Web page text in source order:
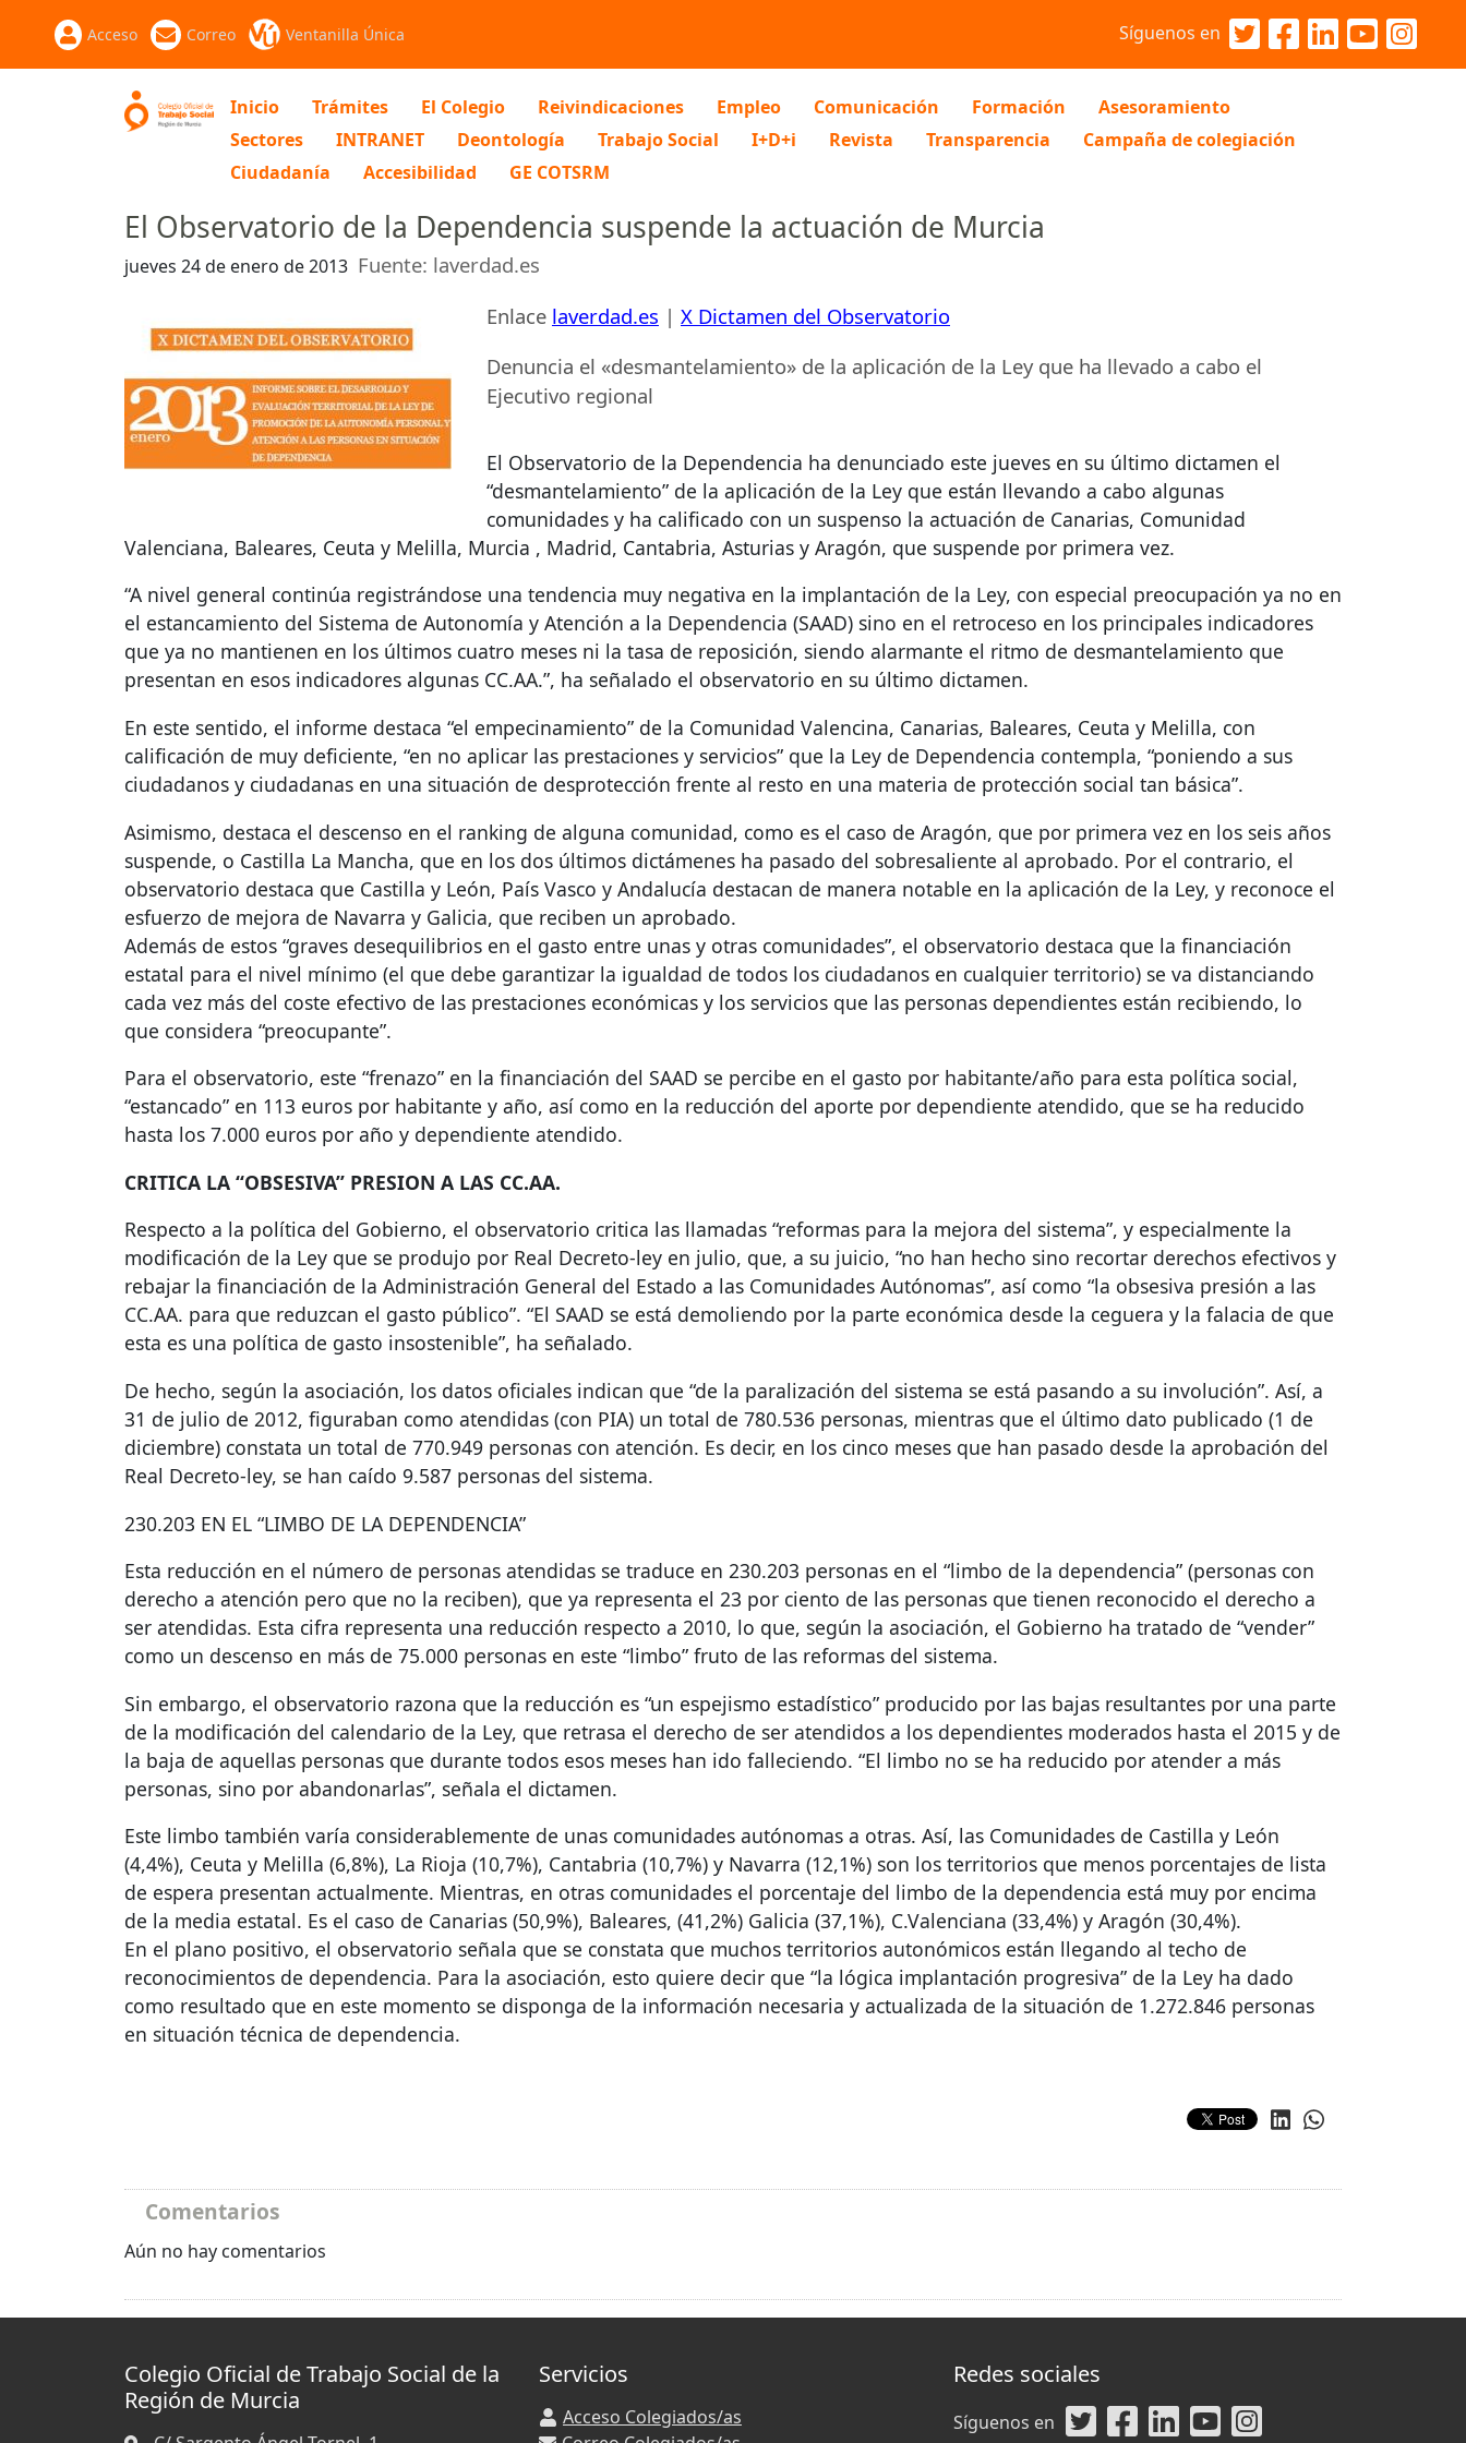
Acceso Correo Ventanilla Única Síguenos en
Inicio Trámites El Colegio Reivindicaciones Empleo Comunicación Formación
Asesoramiento
Sectores
INTRANET Deontología Trabajo Social I+D+i Revista Transparencia
Campaña de colegiación
Ciudadanía
Accesibilidad GE COTSRM
El Observatorio de la Dependencia suspende la actuación de Murcia
jueves 24 de enero de 2013 Fuente: laverdad.es
Enlace laverdad.es | X Dictamen del Observatorio
Denuncia el «desmantelamiento» de la aplicación de la Ley que ha llevado a cabo el
Ejecutivo regional
El Observatorio de la Dependencia ha denunciado este jueves en su último dictamen el
“desmantelamiento” de la aplicación de la Ley que están llevando a cabo algunas
comunidades y ha calificado con un suspenso la actuación de Canarias, Comunidad
Valenciana, Baleares, Ceuta y Melilla, Murcia , Madrid, Cantabria, Asturias y Aragón, que suspende por primera vez.
“A nivel general continúa registrándose una tendencia muy negativa en la implantación de la Ley, con especial preocupación ya no en
el estancamiento del Sistema de Autonomía y Atención a la Dependencia (SAAD) sino en el retroceso en los principales indicadores
que ya no mantienen en los últimos cuatro meses ni la tasa de reposición, siendo alarmante el ritmo de desmantelamiento que
presentan en esos indicadores algunas CC.AA.”, ha señalado el observatorio en su último dictamen.
En este sentido, el informe destaca “el empecinamiento” de la Comunidad Valencina, Canarias, Baleares, Ceuta y Melilla, con
calificación de muy deficiente, “en no aplicar las prestaciones y servicios” que la Ley de Dependencia contempla, “poniendo a sus
ciudadanos y ciudadanas en una situación de desprotección frente al resto en una materia de protección social tan básica”.
Asimismo, destaca el descenso en el ranking de alguna comunidad, como es el caso de Aragón, que por primera vez en los seis años
suspende, o Castilla La Mancha, que en los dos últimos dictámenes ha pasado del sobresaliente al aprobado. Por el contrario, el
observatorio destaca que Castilla y León, País Vasco y Andalucía destacan de manera notable en la aplicación de la Ley, y reconoce el
esfuerzo de mejora de Navarra y Galicia, que reciben un aprobado.
Además de estos “graves desequilibrios en el gasto entre unas y otras comunidades”, el observatorio destaca que la financiación
estatal para el nivel mínimo (el que debe garantizar la igualdad de todos los ciudadanos en cualquier territorio) se va distanciando
cada vez más del coste efectivo de las prestaciones económicas y los servicios que las personas dependientes están recibiendo, lo
que considera “preocupante”.
Para el observatorio, este “frenazo” en la financiación del SAAD se percibe en el gasto por habitante/año para esta política social,
“estancado” en 113 euros por habitante y año, así como en la reducción del aporte por dependiente atendido, que se ha reducido
hasta los 7.000 euros por año y dependiente atendido.
CRITICA LA “OBSESIVA” PRESION A LAS CC.AA.
Respecto a la política del Gobierno, el observatorio critica las llamadas “reformas para la mejora del sistema”, y especialmente la
modificación de la Ley que se produjo por Real Decreto-ley en julio, que, a su juicio, “no han hecho sino recortar derechos efectivos y
rebajar la financiación de la Administración General del Estado a las Comunidades Autónomas”, así como “la obsesiva presión a las
CC.AA. para que reduzcan el gasto público”. “El SAAD se está demoliendo por la parte económica desde la ceguera y la falacia de que
esta es una política de gasto insostenible”, ha señalado.
De hecho, según la asociación, los datos oficiales indican que “de la paralización del sistema se está pasando a su involución”. Así, a
31 de julio de 2012, figuraban como atendidas (con PIA) un total de 780.536 personas, mientras que el último dato publicado (1 de
diciembre) constata un total de 770.949 personas con atención. Es decir, en los cinco meses que han pasado desde la aprobación del
Real Decreto-ley, se han caído 9.587 personas del sistema.
230.203 EN EL “LIMBO DE LA DEPENDENCIA”
Esta reducción en el número de personas atendidas se traduce en 230.203 personas en el “limbo de la dependencia” (personas con
derecho a atención pero que no la reciben), que ya representa el 23 por ciento de las personas que tienen reconocido el derecho a
ser atendidas. Esta cifra representa una reducción respecto a 2010, lo que, según la asociación, el Gobierno ha tratado de “vender”
como un descenso en más de 75.000 personas en este “limbo” fruto de las reformas del sistema.
Sin embargo, el observatorio razona que la reducción es “un espejismo estadístico” producido por las bajas resultantes por una parte
de la modificación del calendario de la Ley, que retrasa el derecho de ser atendidos a los dependientes moderados hasta el 2015 y de
la baja de aquellas personas que durante todos esos meses han ido falleciendo. “El limbo no se ha reducido por atender a más
personas, sino por abandonarlas”, señala el dictamen.
Este limbo también varía considerablemente de unas comunidades autónomas a otras. Así, las Comunidades de Castilla y León
(4,4%), Ceuta y Melilla (6,8%), La Rioja (10,7%), Cantabria (10,7%) y Navarra (12,1%) son los territorios que menos porcentajes de lista
de espera presentan actualmente. Mientras, en otras comunidades el porcentaje del limbo de la dependencia está muy por encima
de la media estatal. Es el caso de Canarias (50,9%), Baleares, (41,2%) Galicia (37,1%), C.Valenciana (33,4%) y Aragón (30,4%).
En el plano positivo, el observatorio señala que se constata que muchos territorios autonómicos están llegando al techo de
reconocimientos de dependencia. Para la asociación, esto quiere decir que “la lógica implantación progresiva” de la Ley ha dado
como resultado que en este momento se disponga de la información necesaria y actualizada de la situación de 1.272.846 personas
en situación técnica de dependencia.
Comentarios
Aún no hay comentarios
Colegio Oficial de Trabajo Social de la
Región de Murcia
Servicios
Acceso Colegiados/as
Redes sociales
Síguenos en